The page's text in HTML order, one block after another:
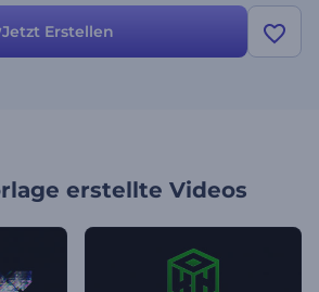
Ihrer Marke!
Jetzt Erstellen
erstellte Videos